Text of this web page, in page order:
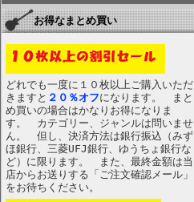
お得なまとめ買い
どれでも一度に１０枚以上ご購入いただ
きますと ２０％オフになります。 まと
め買いの場合はかなりお得になりま
す。 カテゴリー、ジャンルは問いませ
ん。 但し、決済方法は銀行振込（みず
ほ銀行、三菱UFJ銀行、ゆうちょ銀行な
ど）に限ります。 また、最終金額は当
店からお送りする「ご注文確認メール」
をお待ちください。